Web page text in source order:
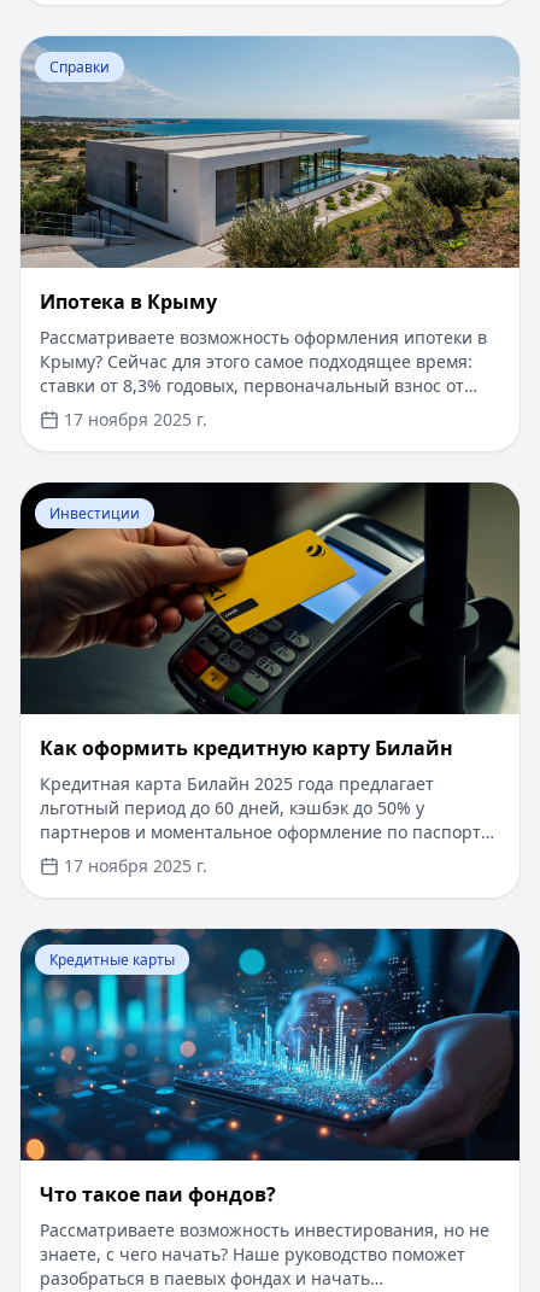
Перейти к статье:
Справки
Ипотека в Крыму
Рассматриваете возможность оформления ипотеки в
Крыму? Сейчас для этого самое подходящее время:
ставки от 8,3% годовых, первоначальный взнос от
15%, срок рассмотрения заявки — от 1 дня. Доступны
программы господдержки с пониженной ставкой от
6%. Одобрение без подтверждения дохода справкой
2-НДФЛ, достаточно выписки по счету. Срок
кредитования — до 30 лет.
17 ноября 2025 г.
Перейти к статье: ​Как оформить кредитную карту
Инвестиции
​Как оформить кредитную карту Билайн
Кредитная карта Билайн 2025 года предлагает
льготный период до 60 дней, кэшбэк до 50% у
партнеров и моментальное оформление по паспорту.
Заемные средства до 300 000 рублей доступны без
подтверждения дохода. Узнайте, как получить карту с
выгодными условиями и управлять финансами
эффективно. Для сравнения кредитных продуктов и
выбора оптимального решения воспользуйтесь
сервисом Кредитный Зай, где собраны актуальные
предложения от ведущих банков
17 ноября 2025 г.
Перейти к статье:Что такое паи фондов?
Кредитные карты
Что такое паи фондов?
Рассматриваете возможность инвестирования, но не
знаете, с чего начать? Наше руководство поможет
разобраться в паевых фондах и начать